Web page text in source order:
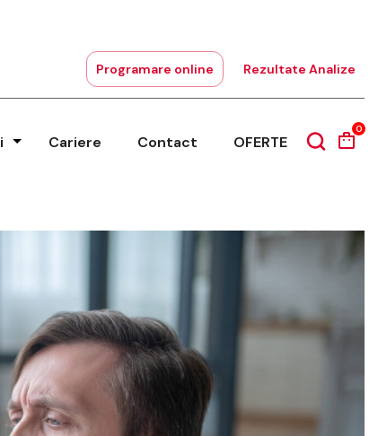
Programare online Rezultate Analize
Cariere Contact OFERTE
0